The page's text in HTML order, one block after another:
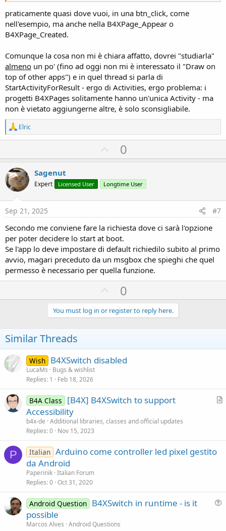
praticamente quasi dove vuoi, in una btn_click, come
nell'esempio, ma anche nella B4XPage_Appear o
B4XPage_Created.
Comunque la cosa non mi è chiara affatto, dovrei "studiarla"
almeno un po' (fino ad oggi non mi è interessato il "Draw on
top of other apps") e in quel thread si parla di
StartActivityForResult - ergo di Activities, ergo problema: i
progetti B4XPages solitamente hanno un'unica Activity - ma
non è vietato aggiungerne altre, è solo sconsigliabile.
R
e
a
t
i
o
n
s
:
Elric
U
p
o
t
0
Sagenut
Expert Licensed User Longtime User
Sep 21, 2025 #7
Secondo me conviene fare la richiesta dove ci sarà l'opzione
per poter decidere lo start at boot.
Se l'app lo deve impostare di default richiedilo subito al primo
avvio, magari preceduto da un msgbox che spieghi che quel
permesso è necessario per quella funzione.
U
p
v
o
e
0
You must log in or register to reply here.
Similar Threads
Wish B4XSwitch disabled
LucaMs
Bugs & wishlist
Replies 1 Feb 18, 2026
A
B4A Class
[B4X] B4XSwitch to support
Accessibility
b4x-de Additional libraries, classes and official updates
Replies 0 Nov 15, 2023
P Italian Arduino come controller led pixel gestito
da Android
Paperinik Italian Forum
Replies 0 Oct 31, 2020
Android Question B4XSwitch in runtime - is it
possible
Marcos Alves Android Questions